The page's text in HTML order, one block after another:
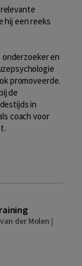
hij een reeks
onderzoeker en
promoveerde.
de
in
coach voor
der Molen |